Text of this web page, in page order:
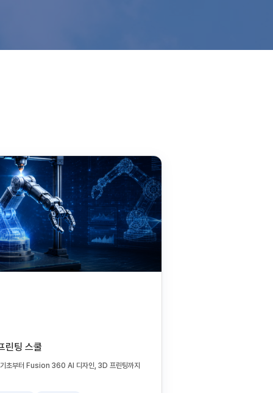
린팅 스쿨
초부터 Fusion 360 AI 디자인, 3D 프린팅까지